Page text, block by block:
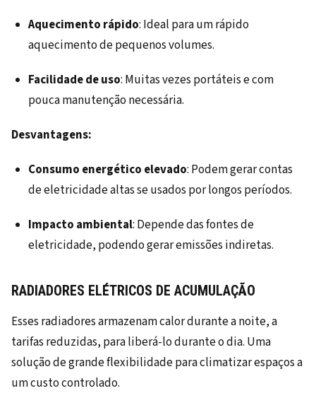
Aquecimento rápido: Ideal para um rápido
aquecimento de pequenos volumes.
Facilidade de uso: Muitas vezes portáteis e com
pouca manutenção necessária.
Desvantagens:
Consumo energético elevado: Podem gerar contas
de eletricidade altas se usados por longos períodos.
Impacto ambiental: Depende das fontes de
eletricidade, podendo gerar emissões indiretas.
RADIADORES ELÉTRICOS DE ACUMULAÇÃO
Esses radiadores armazenam calor durante a noite, a
tarifas reduzidas, para liberá-lo durante o dia. Uma
solução de grande flexibilidade para climatizar espaços a
um custo controlado.